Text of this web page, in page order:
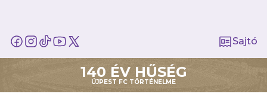
Sajtó
140 ÉV HŰSÉG
ÚJPEST FC TÖRTÉNELME
Híreink
Csapataink
Jövőnk